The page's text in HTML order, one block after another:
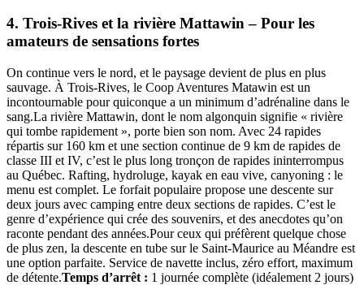
4. Trois-Rives et la rivière Mattawin – Pour les
amateurs de sensations fortes
On continue vers le nord, et le paysage devient de plus en plus
sauvage. À Trois-Rives, le Coop Aventures Matawin est un
incontournable pour quiconque a un minimum d’adrénaline dans le
sang.La rivière Mattawin, dont le nom algonquin signifie « rivière
qui tombe rapidement », porte bien son nom. Avec 24 rapides
répartis sur 160 km et une section continue de 9 km de rapides de
classe III et IV, c’est le plus long tronçon de rapides ininterrompus
au Québec. Rafting, hydroluge, kayak en eau vive, canyoning : le
menu est complet. Le forfait populaire propose une descente sur
deux jours avec camping entre deux sections de rapides. C’est le
genre d’expérience qui crée des souvenirs, et des anecdotes qu’on
raconte pendant des années.Pour ceux qui préfèrent quelque chose
de plus zen, la descente en tube sur le Saint-Maurice au Méandre est
une option parfaite. Service de navette inclus, zéro effort, maximum
de détente.Temps d’arrêt : 1 journée complète (idéalement 2 jours)